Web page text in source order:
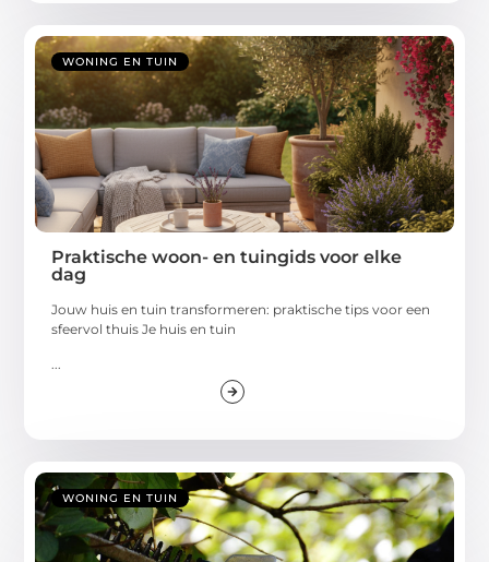
WONING EN TUIN
Praktische woon- en tuingids voor elke
dag
Jouw huis en tuin transformeren: praktische tips voor een
sfeervol thuis Je huis en tuin
...
WONING EN TUIN